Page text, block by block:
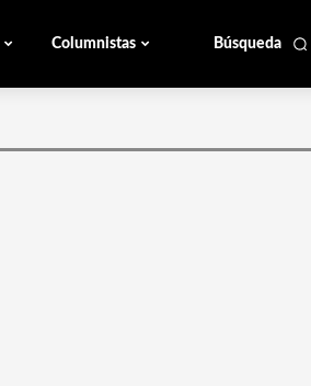
Búsqueda
Columnistas